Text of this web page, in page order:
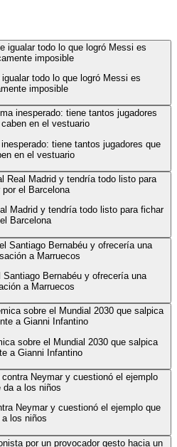
todo lo que logró Messi es
imposible
tiene tantos jugadores que
en el vestuario
Madrid y tendría todo listo para fichar
Barcelona
Santiago Bernabéu y ofrecería una
a Marruecos
sobre el Mundial 2030 que salpica
a Gianni Infantino
Neymar y cuestionó el ejemplo que
a los niños